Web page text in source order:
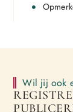
Wil jij ook